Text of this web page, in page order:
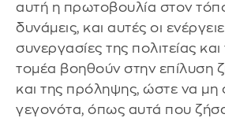
αυτή η πρωτοβουλία στον
δυνάμεις, και αυτές οι
συνεργασίες της πολιτείας και
τομέα βοηθούν στην επίλυση
και της πρόληψης, ώστε να μη
γεγονότα, όπως αυτά που